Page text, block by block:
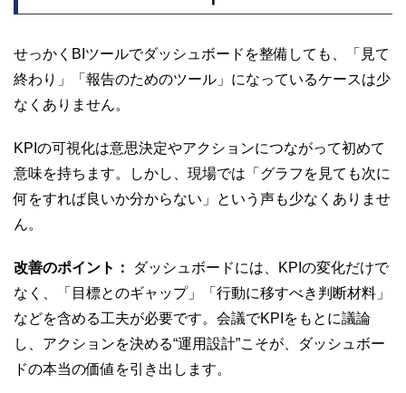
せっかくBIツールでダッシュボードを整備しても、「見て
終わり」「報告のためのツール」になっているケースは少
なくありません。
KPIの可視化は意思決定やアクションにつながって初めて
意味を持ちます。しかし、現場では「グラフを見ても次に
何をすれば良いか分からない」という声も少なくありませ
ん。
改善のポイント：
ダッシュボードには、KPIの変化だけで
なく、「目標とのギャップ」「行動に移すべき判断材料」
などを含める工夫が必要です。会議でKPIをもとに議論
し、アクションを決める“運用設計”こそが、ダッシュボー
ドの本当の価値を引き出します。